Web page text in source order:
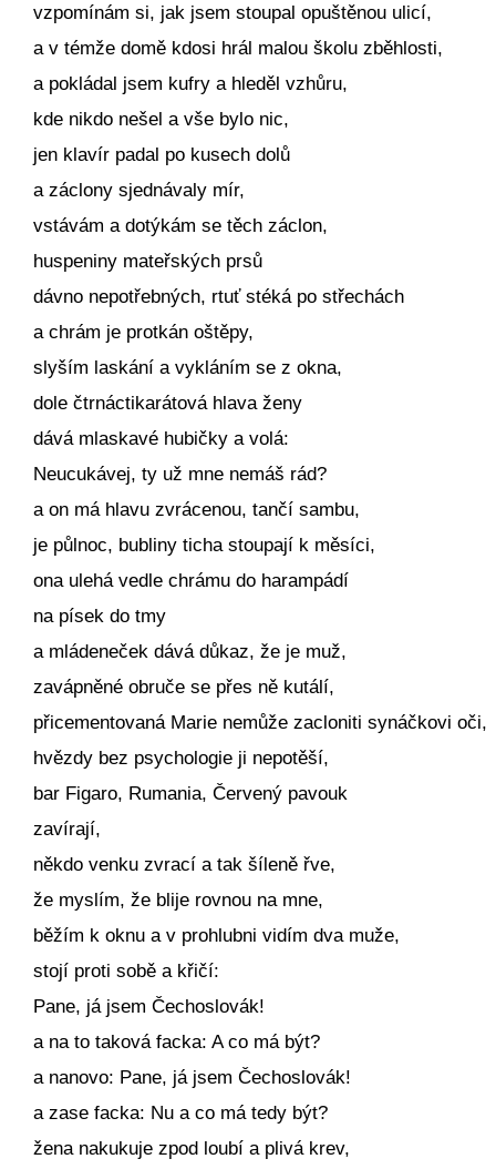
vzpomínám si, jak jsem stoupal opuštěnou ulicí,
a v témže domě kdosi hrál malou školu zběhlosti,
a pokládal jsem kufry a hleděl vzhůru,
kde nikdo nešel a vše bylo nic,
jen klavír padal po kusech dolů
a záclony sjednávaly mír,
vstávám a dotýkám se těch záclon,
huspeniny mateřských prsů
dávno nepotřebných, rtuť stéká po střechách
a chrám je protkán oštěpy,
slyším laskání a vykláním se z okna,
dole čtrnáctikarátová hlava ženy
dává mlaskavé hubičky a volá:
Neucukávej, ty už mne nemáš rád?
a on má hlavu zvrácenou, tančí sambu,
je půlnoc, bubliny ticha stoupají k měsíci,
ona ulehá vedle chrámu do harampádí
na písek do tmy
a mládeneček dává důkaz, že je muž,
zavápněné obruče se přes ně kutálí,
přicementovaná Marie nemůže zacloniti synáčkovi oči,
hvězdy bez psychologie ji nepotěší,
bar Figaro, Rumania, Červený pavouk
zavírají,
někdo venku zvrací a tak šíleně řve,
že myslím, že blije rovnou na mne,
běžím k oknu a v prohlubni vidím dva muže,
stojí proti sobě a křičí:
Pane, já jsem Čechoslovák!
a na to taková facka: A co má být?
a nanovo: Pane, já jsem Čechoslovák!
a zase facka: Nu a co má tedy být?
žena nakukuje zpod loubí a plivá krev,